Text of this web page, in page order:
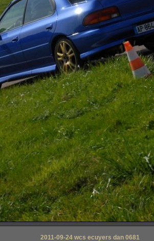
2011-09-24 wcs ecuyers dan 0681